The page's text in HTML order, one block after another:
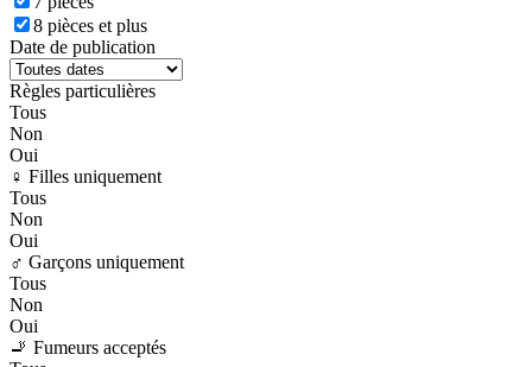
8 pièces et plus
Date de publication
Règles particulières
Tous
Non
Oui
♀️ Filles uniquement
Tous
Non
Oui
♂️ Garçons uniquement
Tous
Non
Oui
🚬 Fumeurs acceptés